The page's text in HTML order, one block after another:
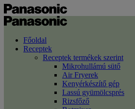
Főoldal
Receptek
Receptek termékek szerint
Mikrohullámú sütő
Air Fryerek
Kenyérkészítő gép
Lassú gyümölcsprés
Rizsfőző